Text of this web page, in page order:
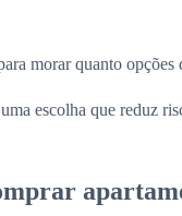
morar quanto
escolha que reduz